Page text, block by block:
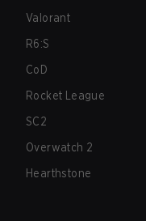
Valorant
R6:S
CoD
Rocket League
SC2
Overwatch 2
Hearthstone